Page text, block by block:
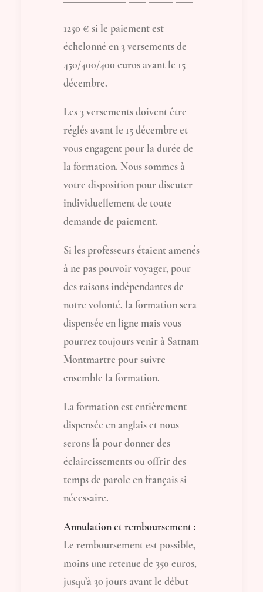
1250 € si le paiement est
échelonné en 3 versements de
450/400/400 euros avant le 15
décembre.
Les 3 versements doivent être
réglés avant le 15 décembre et
vous engagent pour la durée de
la formation. Nous sommes à
votre disposition pour discuter
individuellement de toute
demande de paiement.
Si les professeurs étaient amenés
à ne pas pouvoir voyager, pour
des raisons indépendantes de
notre volonté, la formation sera
dispensée en ligne mais vous
pourrez toujours venir à Satnam
Montmartre pour suivre
ensemble la formation.
La formation est entièrement
dispensée en anglais et nous
serons là pour donner des
éclaircissements ou offrir des
temps de parole en français si
nécessaire.
Annulation et remboursement :
Le remboursement est possible,
moins une retenue de 350 euros,
jusqu’à 30 jours avant le début